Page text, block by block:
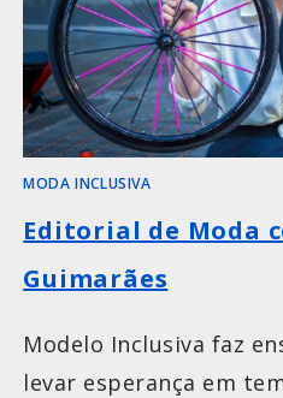
MODA INCLUSIVA
Editorial de Moda
Guimarães
Modelo Inclusiva faz
levar esperança em